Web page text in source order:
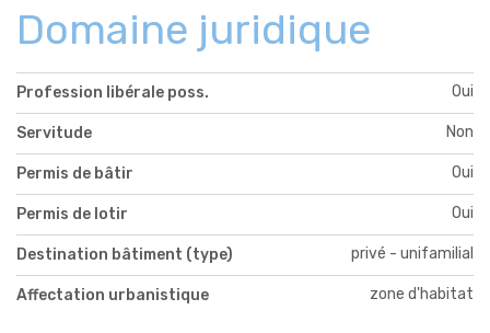
Domaine juridique
Profession libérale poss. Oui
Servitude Non
Permis de bâtir Oui
Permis de lotir Oui
Destination bâtiment (type) privé - unifamilial
Affectation urbanistique zone d'habitat